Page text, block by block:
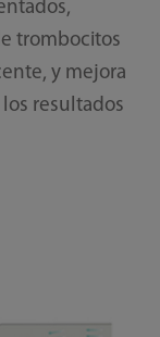
trombocitos
y mejora
resultados